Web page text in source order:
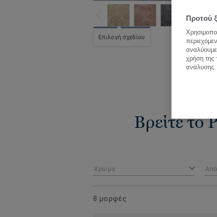
Επιλογή σχεδίου
Βρείτε το
Χρώμα
8 μορφές
Προτού
χρήση της
ανάλυσης.